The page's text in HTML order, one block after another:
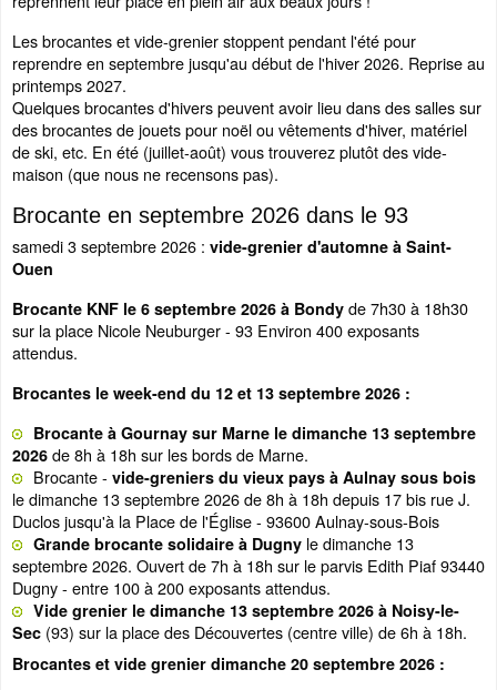
Les brocantes et vide-grenier stoppent pendant l'été pour
reprendre en septembre jusqu'au début de l'hiver 2026. Reprise au
printemps 2027.
Quelques brocantes d'hivers peuvent avoir lieu dans des salles sur
des brocantes de jouets pour noël ou vêtements d'hiver, matériel
de ski, etc. En été (juillet-août) vous trouverez plutôt des vide-
maison (que nous ne recensons pas).
Brocante en septembre 2026 dans le 93
samedi 3 septembre 2026 : vide-grenier d'automne à Saint-
Ouen
Brocante KNF le 6 septembre 2026 à Bondy de 7h30 à 18h30
sur la place Nicole Neuburger - 93 Environ 400 exposants
attendus.
Brocantes le week-end du 12 et 13 septembre 2026 :
Brocante à Gournay sur Marne le dimanche 13 septembre
2026 de 8h à 18h sur les bords de Marne.
Brocante - vide-greniers du vieux pays à Aulnay sous bois
le dimanche 13 septembre 2026 de 8h à 18h depuis 17 bis rue J.
Duclos jusqu'à la Place de l'Église - 93600 Aulnay-sous-Bois
Grande brocante solidaire à Dugny le dimanche 13
septembre 2026. Ouvert de 7h à 18h sur le parvis Edith Piaf 93440
Dugny - entre 100 à 200 exposants attendus.
Vide grenier le dimanche 13 septembre 2026 à Noisy-le-
Sec (93) sur la place des Découvertes (centre ville) de 6h à 18h.
Brocantes et vide grenier dimanche 20 septembre 2026 :